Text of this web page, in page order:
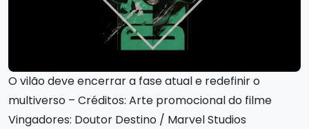
O vilão deve encerrar a fase atual e redefinir o
multiverso – Créditos: Arte promocional do filme
Vingadores: Doutor Destino / Marvel Studios